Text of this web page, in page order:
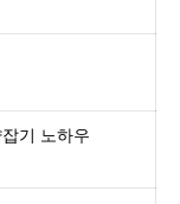
기 노하우